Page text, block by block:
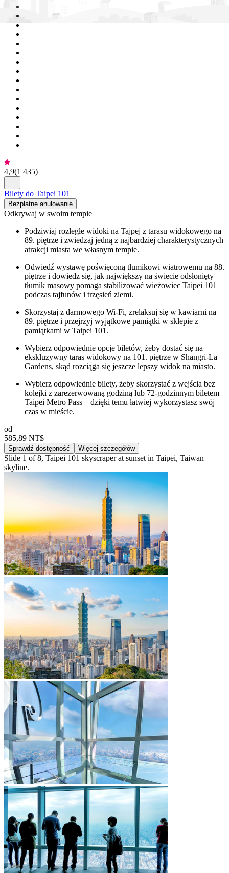
4,9(1 435)
Bilety do Taipei 101
Bezpłatne anulowanie
Odkrywaj w swoim tempie
Podziwiaj rozległe widoki na Tajpej z tarasu widokowego na
89. piętrze i zwiedzaj jedną z najbardziej charakterystycznych
atrakcji miasta we własnym tempie.
Odwiedź wystawę poświęconą tłumikowi wiatrowemu na 88.
piętrze i dowiedz się, jak największy na świecie odsłonięty
tłumik masowy pomaga stabilizować wieżowiec Taipei 101
podczas tajfunów i trzęsień ziemi.
Skorzystaj z darmowego Wi-Fi, zrelaksuj się w kawiarni na
89. piętrze i przejrzyj wyjątkowe pamiątki w sklepie z
pamiątkami w Taipei 101.
Wybierz odpowiednie opcje biletów, żeby dostać się na
ekskluzywny taras widokowy na 101. piętrze w Shangri-La
Gardens, skąd rozciąga się jeszcze lepszy widok na miasto.
Wybierz odpowiednie bilety, żeby skorzystać z wejścia bez
kolejki z zarezerwowaną godziną lub 72-godzinnym biletem
Taipei Metro Pass – dzięki temu łatwiej wykorzystasz swój
czas w mieście.
od
585,89 NT$
Sprawdź dostępność Więcej szczegółów
Slide 1 of 8, Taipei 101 skyscraper at sunset in Taipei, Taiwan
skyline.